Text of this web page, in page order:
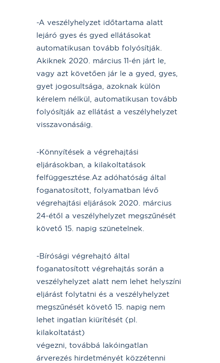
-A veszélyhelyzet időtartama alatt
lejáró gyes és gyed ellátásokat
automatikusan tovább folyósítják.
Akiknek 2020. március 11-én járt le,
vagy azt követően jár le a gyed, gyes,
gyet jogosultsága, azoknak külön
kérelem nélkül, automatikusan tovább
folyósítják az ellátást a veszélyhelyzet
visszavonásáig.
-Könnyítések a végrehajtási
eljárásokban, a kilakoltatások
felfüggesztése.Az adóhatóság által
foganatosított, folyamatban lévő
végrehajtási eljárások 2020. március
24-étől a veszélyhelyzet megszűnését
követő 15. napig szünetelnek.
-Bírósági végrehajtó által
foganatosított végrehajtás során a
veszélyhelyzet alatt nem lehet helyszíni
eljárást folytatni és a veszélyhelyzet
megszűnését követő 15. napig nem
lehet ingatlan kiürítését (pl.
kilakoltatást)
végezni, továbbá lakóingatlan
árverezés hirdetményét közzétenni